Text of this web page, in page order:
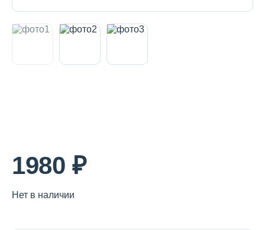
Наборы
Аксессуары
О магазине
1980 ₽
Нет в наличии